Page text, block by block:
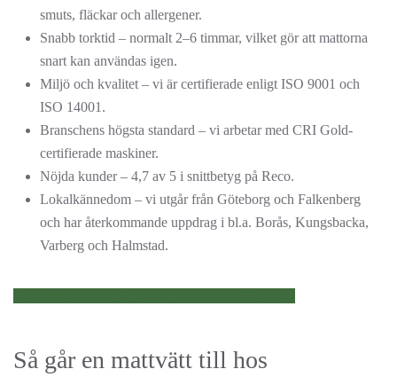
smuts, fläckar och allergener.
Snabb torktid – normalt 2–6 timmar, vilket gör att mattorna
snart kan användas igen.
Miljö och kvalitet – vi är certifierade enligt ISO 9001 och
ISO 14001.
Branschens högsta standard – vi arbetar med CRI Gold-
certifierade maskiner.
Nöjda kunder – 4,7 av 5 i snittbetyg på Reco.
Lokalkännedom – vi utgår från Göteborg och Falkenberg
och har återkommande uppdrag i bl.a. Borås, Kungsbacka,
Varberg och Halmstad.
Så går en mattvätt till hos